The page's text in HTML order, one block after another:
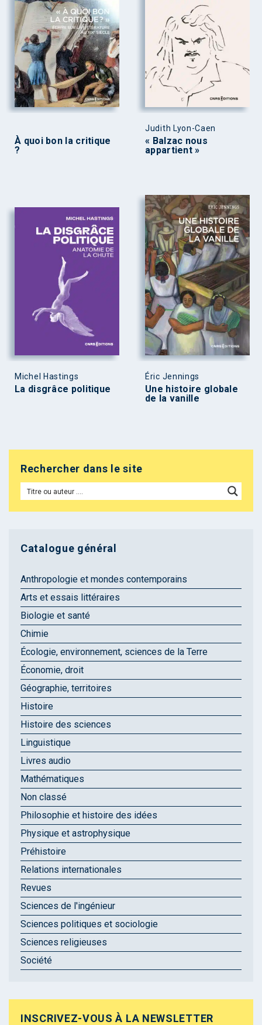
À quoi bon la critique
?
Judith Lyon-Caen
« Balzac nous
appartient »
Michel Hastings
La disgrâce politique
Éric Jennings
Une histoire globale
de la vanille
Rechercher dans le site
Catalogue général
Anthropologie et mondes contemporains
Arts et essais littéraires
Biologie et santé
Chimie
Écologie, environnement, sciences de la Terre
Économie, droit
Géographie, territoires
Histoire
Histoire des sciences
Linguistique
Livres audio
Mathématiques
Non classé
Philosophie et histoire des idées
Physique et astrophysique
Préhistoire
Relations internationales
Revues
Sciences de l'ingénieur
Sciences politiques et sociologie
Sciences religieuses
Société
INSCRIVEZ-VOUS À LA NEWSLETTER